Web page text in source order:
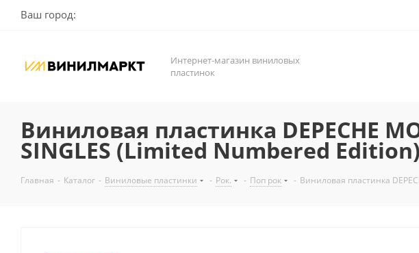
Ваш город:
Интернет-магазин виниловых
пластинок
Виниловая пластинка DEPECHE
SINGLES (Limited Numbered
Главная - Каталог - Виниловые пластинки - Рок. - Поп рок - Виниловая пластинка